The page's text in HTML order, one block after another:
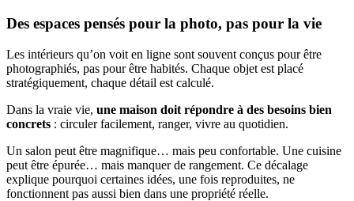
Des espaces pensés pour la photo, pas pour la vie
Les intérieurs qu’on voit en ligne sont souvent conçus pour être
photographiés, pas pour être habités. Chaque objet est placé
stratégiquement, chaque détail est calculé.
Dans la vraie vie, une maison doit répondre à des besoins bien
concrets : circuler facilement, ranger, vivre au quotidien.
Un salon peut être magnifique… mais peu confortable. Une cuisine
peut être épurée… mais manquer de rangement. Ce décalage
explique pourquoi certaines idées, une fois reproduites, ne
fonctionnent pas aussi bien dans une propriété réelle.